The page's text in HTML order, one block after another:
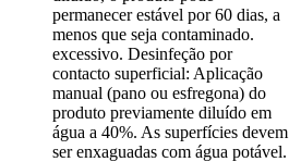
permanecer estável por 60 dias, a
menos que seja contaminado.
excessivo. Desinfeção por
contacto superficial: Aplicação
manual (pano ou esfregona) do
produto previamente diluído em
água a 40%. As superfícies devem
ser enxaguadas com água potável.